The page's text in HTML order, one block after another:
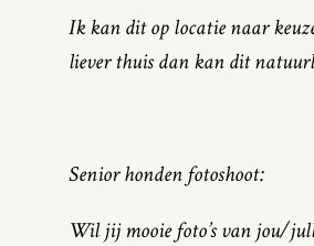
Ik kan dit op locatie naar
liever thuis dan kan dit
Senior honden fotoshoot:
Wil jij mooie foto’s van jou/